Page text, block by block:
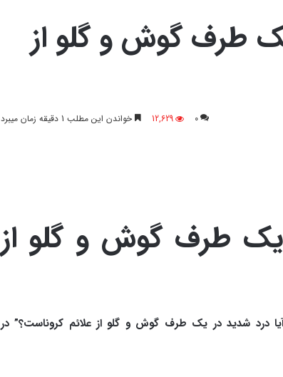
‌طرف گوش‌ و گلو از
0
12,629 خواندن این مطلب 1 دقیقه زمان میبرد
یک ‌طرف گوش‌ و گلو از
درد شدید در یک ‌طرف گوش‌ و گلو از علائم کروناست؟” در